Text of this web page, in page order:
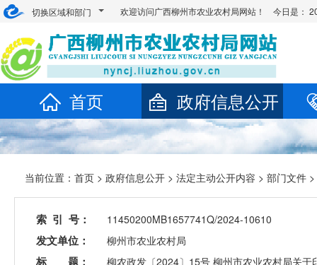
切换区域和部门 欢迎访问广西柳州市农业农村局网站！ 今日是：
首页 政府信息公开
当前位置： 首页 > 政府信息公开 > 法定主动公开内容 > 部门文件 >
索 引 号： 11450200MB1657741Q/2024-10610
发文单位： 柳州市农业农村局
标 题： 柳农政发〔2024〕15号 柳州市农业农村局关